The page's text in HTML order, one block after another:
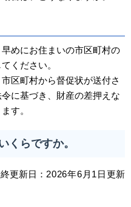
めにお住まいの市区町村の
ください。
区町村から督促状が送付さ
に基づき、財産の差押えな
す。
くらですか。
更新日： 2026年6 月1日更新